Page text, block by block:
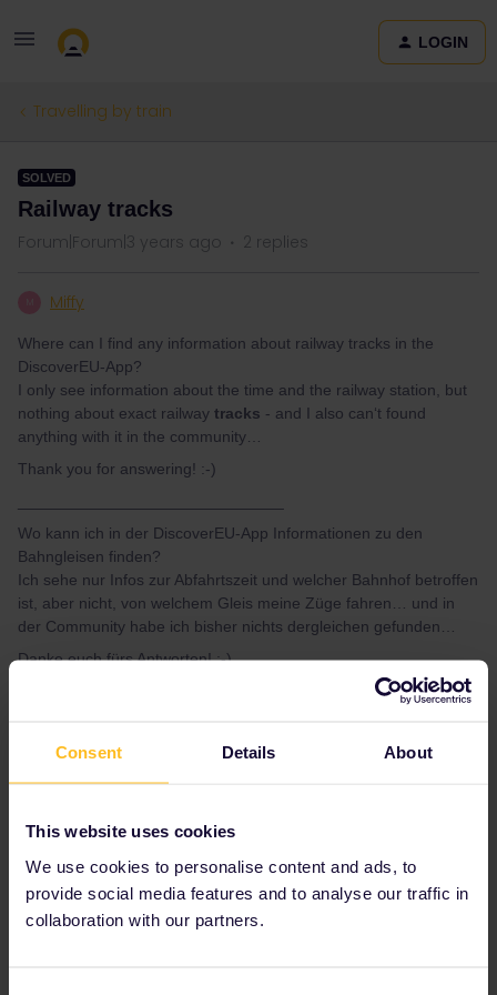
Consent Details About
This website uses cookies
We use cookies to personalise content and ads, to
provide social media features and to analyse our traffic in
collaboration with our partners.
LOGIN
Travelling by train
SOLVED
Railway tracks
Forum|Forum|3 years ago 2 replies
Miffy
Where can I find any information about railway tracks in the
DiscoverEU-App?
I only see information about the time and the railway station, but
nothing about exact railway tracks - and I also can‘t found
anything with it in the community…
Thank you for answering! :-)
Wo kann ich in der DiscoverEU-App Informationen zu den
Bahngleisen finden?
Ich sehe nur Infos zur Abfahrtszeit und welcher Bahnhof betroffen
ist, aber nicht, von welchem Gleis meine Züge fahren… und in
der Community habe ich bisher nichts dergleichen gefunden…
Danke euch fürs Antworten! :-)
oder ÖBB für Information über Gleise.